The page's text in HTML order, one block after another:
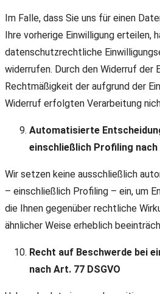
Im Falle, dass Sie uns für einen
Ihre vorherige Einwilligung erteilen,
datenschutzrechtliche
widerrufen. Durch den Widerruf der
Rechtmäßigkeit der aufgrund der
Widerruf erfolgten Verarbeitung
Automatisierte
einschließlich Profiling nach
Wir setzen keine ausschließlich
– einschließlich Profiling – ein, um
die Ihnen gegenüber rechtliche
ähnlicher Weise erheblich
Recht auf Beschwerde bei
nach Art. 77 DSGVO